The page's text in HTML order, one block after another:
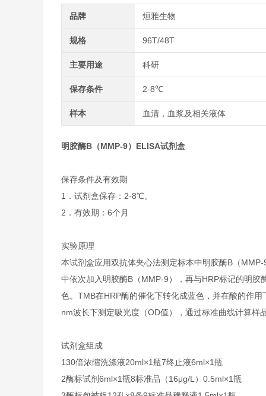
品牌 烜雅生物
规格 96T/48T
主要用途 科研
保存条件 2-8℃
样本 血清，血浆及相关液体
明胶酶B（MMP-9）ELISA试剂盒
保存条件及有效期
1．试剂盒保存：2-8℃。
2．有效期：6个月
实验原理
本试剂盒应用双抗体夹心法测定标本中明胶酶B（
中依次加入明胶酶B（MMP-9），再与HRP标记的明
色。TMB在HRP酶的催化下转化成蓝色，并在酸的作
nm波长下测定吸光度（OD值），通过标准曲线计算样
试剂盒组成
130倍浓缩洗涤液20ml×1瓶7终止液6ml×1瓶
2酶标试剂6ml×1瓶8标准品（16μg/L） 0.5ml×1瓶